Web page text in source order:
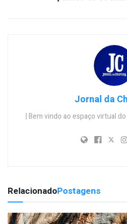
Jornal da
| Bem vindo ao espaço virtual
RelacionadoPostagens